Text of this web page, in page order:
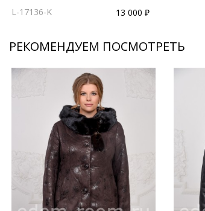
L-17136-K
13 000 ₽
РЕКОМЕНДУЕМ ПОСМОТРЕТЬ